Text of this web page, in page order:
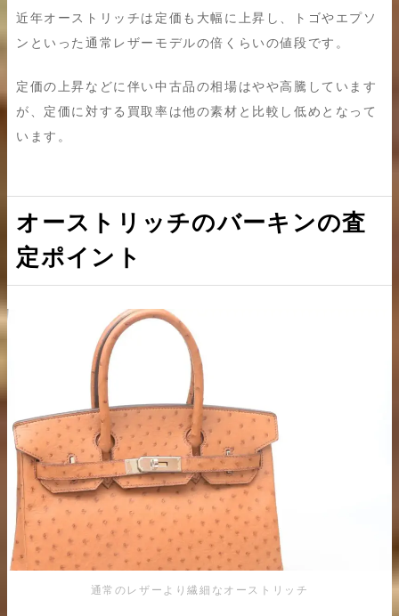
近年オーストリッチは定価も大幅に上昇し、トゴやエプソ
ンといった通常レザーモデルの倍くらいの値段です。
定価の上昇などに伴い中古品の相場はやや高騰しています
が、定価に対する買取率は他の素材と比較し低めとなって
います。
オーストリッチのバーキンの査
定ポイント
通常のレザーより繊細なオーストリッチ